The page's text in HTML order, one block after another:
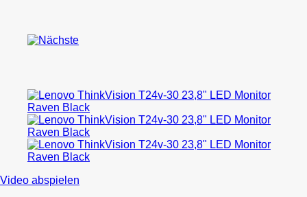
Watch8
L325F
Graphite
Samsung
40mm
L320N
Graphite
Video abspielen